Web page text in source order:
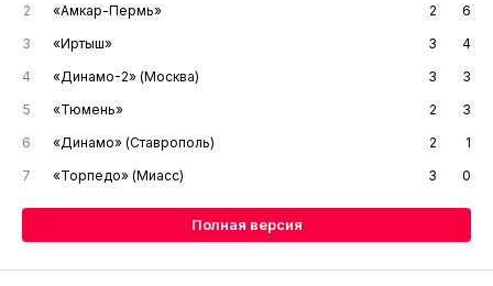
2
«Амкар-Пермь» 2
6
3
«Иртыш» 3
4
4
«Динамо-2» (Москва) 3
3
5
«Тюмень» 2
3
6
«Динамо» (Ставрополь) 2
1
7
«Торпедо» (Миасс) 3 0
Полная версия